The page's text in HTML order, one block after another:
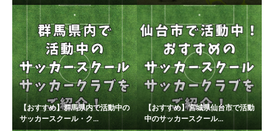
【おすすめ】群馬県内で活動中の
サッカースクール・ク...
【おすすめ】宮城県仙台市で活動
中のサッカースクール...